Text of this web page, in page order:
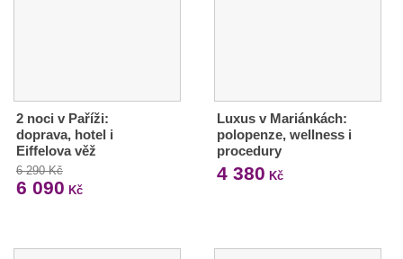
2 noci v Paříži:
doprava, hotel i
Eiffelova věž
6 290 Kč
6 090 Kč
Luxus v Mariánkách:
polopenze, wellness i
procedury
4 380 Kč